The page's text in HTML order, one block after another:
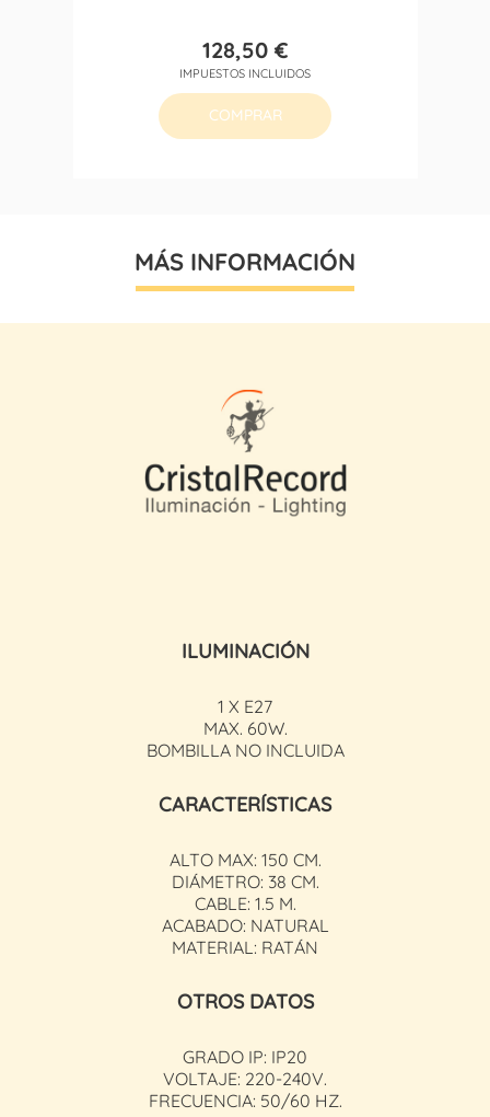
Precio
128,50 €
IMPUESTOS INCLUIDOS
COMPRAR
MÁS INFORMACIÓN
ILUMINACIÓN
1 X E27
MAX. 60W.
BOMBILLA NO INCLUIDA
CARACTERÍSTICAS
ALTO MAX: 150 CM.
DIÁMETRO: 38 CM.
CABLE: 1.5 M.
ACABADO: NATURAL
MATERIAL: RATÁN
OTROS DATOS
GRADO IP: IP20
VOLTAJE: 220-240V.
FRECUENCIA: 50/60 HZ.